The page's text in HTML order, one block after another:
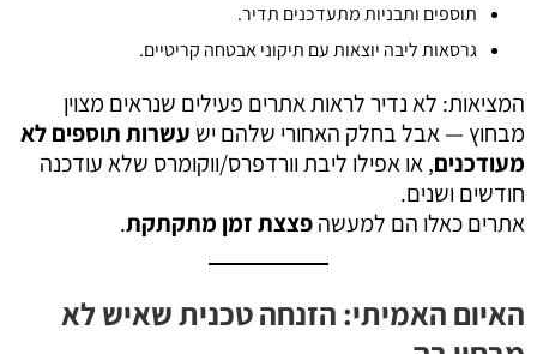
תוספים ותבניות מתעדכנים תדיר.
גרסאות ליבה יוצאות עם תיקוני אבטחה קריטיים.
המציאות: לא נדיר לראות אתרים פעילים שנראים מצוין
מבחוץ — אבל בחלק האחורי שלהם יש עשרות תוספים לא
מעודכנים, או אפילו ליבת וורדפרס/ווקומרס שלא עודכנה
חודשים ושנים.
אתרים כאלו הם למעשהפצצת זמן מתקתקת.
האיום האמיתי: הזנחה טכנית שאיש לא